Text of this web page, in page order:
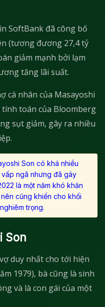
SoftBank đã công bố
(tương đương 27,4 tỷ
giảm mạnh bởi lạm
tăng lãi suất.
cá nhân của Masayoshi
tính toán của Bloomberg
sụt giảm, gây ra nhiều
Son có khá nhiều
ngã nhưng đã gây
là một năm khó khăn
cũng khiến cho khối
trọng.
Son
duy nhất cho tới hiện
1979), bà cũng là sinh
và là con gái của một